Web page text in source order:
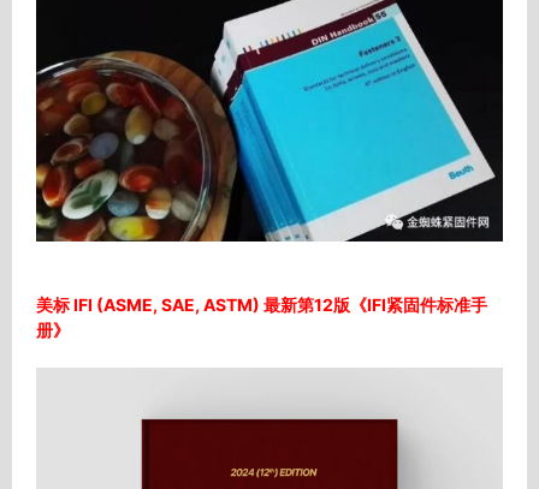
美标 IFI (ASME, SAE, ASTM) 最新第12版《IFI紧固件标准手
册》